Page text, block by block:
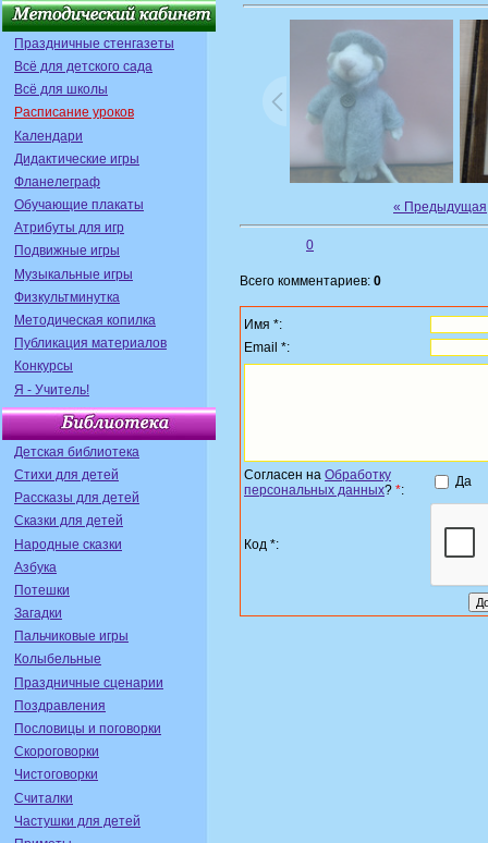
Праздничные стенгазеты
Всё для детского сада
Всё для школы
Расписание уроков
Календари
Дидактические игры
Фланелеграф
Обучающие плакаты
Атрибуты для игр
Подвижные игры
Музыкальные игры
Физкультминутка
Методическая копилка
Публикация материалов
Конкурсы
Я - Учитель!
Детская библиотека
Стихи для детей
Рассказы для детей
Сказки для детей
Народные сказки
Азбука
Потешки
Загадки
Пальчиковые игры
Колыбельные
Праздничные сценарии
Поздравления
Пословицы и поговорки
Скороговорки
Чистоговорки
Считалки
Частушки для детей
« Предыдущая
0
Всего комментариев: 0
Имя *:
Email *:
Согласен на Обработку
персональных данных? *:
Да
Код *: